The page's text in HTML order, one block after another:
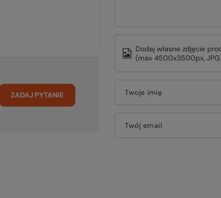
ZADAJ PYTANIE
Dodaj własne zdjęcie
(max 4500x3500px,
Twoje imię
Twój email